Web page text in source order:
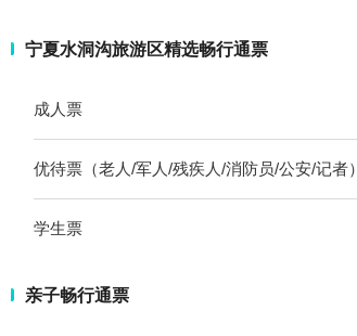
宁夏水洞沟旅游区精选畅行通票
成人票
优待票（老人/军人/残疾人/消防员/公安/记者）
学生票
亲子畅行通票